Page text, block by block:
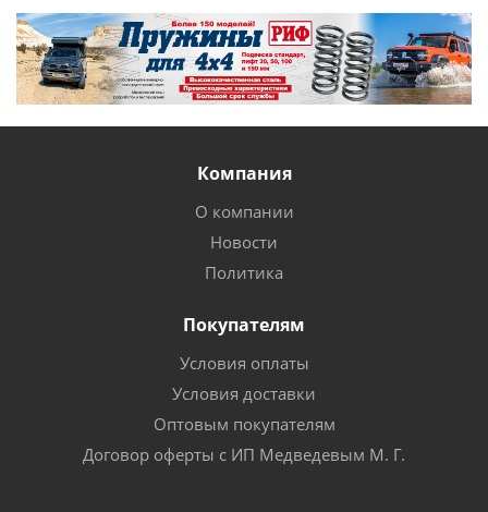
Компания
О компании
Новости
Политика
Покупателям
Условия оплаты
Условия доставки
Оптовым покупателям
Договор оферты с ИП Медведевым М. Г.